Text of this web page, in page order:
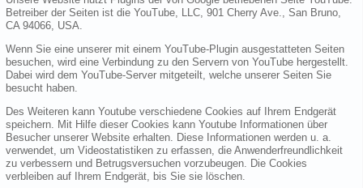
Betreiber der Seiten ist die YouTube, LLC, 901 Cherry Ave., San Bruno,
CA 94066, USA.
Wenn Sie eine unserer mit einem YouTube-Plugin ausgestatteten Seiten
besuchen, wird eine Verbindung zu den Servern von YouTube hergestellt.
Dabei wird dem YouTube-Server mitgeteilt, welche unserer Seiten Sie
besucht haben.
Des Weiteren kann Youtube verschiedene Cookies auf Ihrem Endgerät
speichern. Mit Hilfe dieser Cookies kann Youtube Informationen über
Besucher unserer Website erhalten. Diese Informationen werden u. a.
verwendet, um Videostatistiken zu erfassen, die Anwenderfreundlichkeit
zu verbessern und Betrugsversuchen vorzubeugen. Die Cookies
verbleiben auf Ihrem Endgerät, bis Sie sie löschen.